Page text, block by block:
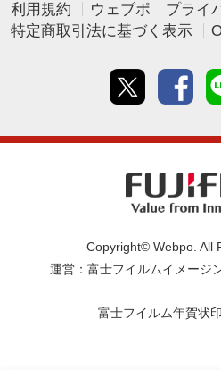
利用規約
ウェブポ プライ
特定商取引法に基づく表示
Twitter
Copyright© Webpo. All
運営：富士フイルムイメージ
富士フイルム年賀状